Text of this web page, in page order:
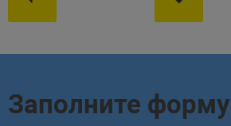
Заполните форму